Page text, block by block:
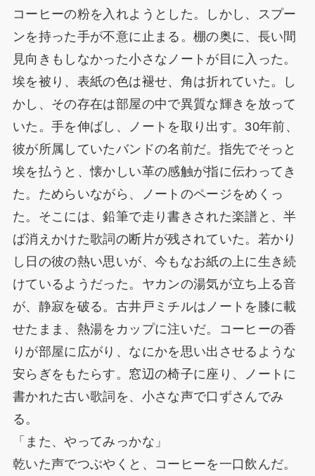
コーヒーの粉を入れようとした。しかし、スプー
ンを持った手が不意に止まる。棚の奥に、長い間
見向きもしなかった小さなノートが目に入った。
埃を被り、表紙の色は褪せ、角は折れていた。し
かし、その存在は部屋の中で異質な輝きを放って
いた。手を伸ばし、ノートを取り出す。30年前、
彼が所属していたバンドの名前だ。指先でそっと
埃を払うと、懐かしい革の感触が指に伝わってき
た。ためらいながら、ノートのページをめくっ
た。そこには、鉛筆で走り書きされた楽譜と、半
ば消えかけた歌詞の断片が残されていた。若かり
し日の彼の熱い思いが、今もなお紙の上に生き続
けているようだった。ヤカンの湯気が立ち上る音
が、静寂を破る。古井戸ミチルはノートを膝に載
せたまま、熱湯をカップに注いだ。コーヒーの香
りが部屋に広がり、なにかを思い出させるような
安らぎをもたらす。窓辺の椅子に座り、ノートに
書かれた古い歌詞を、小さな声で口ずさんでみ
る。
「また、やってみっかな」
乾いた声でつぶやくと、コーヒーを一口飲んだ。